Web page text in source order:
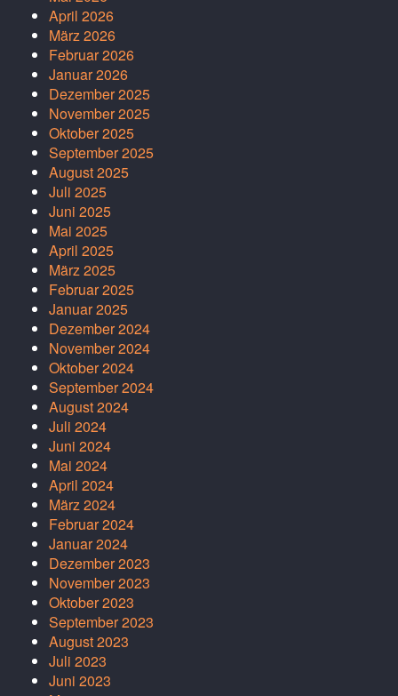
April 2026
März 2026
Februar 2026
Januar 2026
Dezember 2025
November 2025
Oktober 2025
September 2025
August 2025
Juli 2025
Juni 2025
Mai 2025
April 2025
März 2025
Februar 2025
Januar 2025
Dezember 2024
November 2024
Oktober 2024
September 2024
August 2024
Juli 2024
Juni 2024
Mai 2024
April 2024
März 2024
Februar 2024
Januar 2024
Dezember 2023
November 2023
Oktober 2023
September 2023
August 2023
Juli 2023
Juni 2023